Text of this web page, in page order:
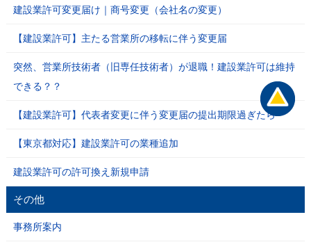
建設業許可変更届け｜商号変更（会社名の変更）
【建設業許可】主たる営業所の移転に伴う変更届
突然、営業所技術者（旧専任技術者）が退職！建設業許可は維持
できる？？
【建設業許可】代表者変更に伴う変更届の提出期限過ぎたら
【東京都対応】建設業許可の業種追加
建設業許可の許可換え新規申請
その他
事務所案内